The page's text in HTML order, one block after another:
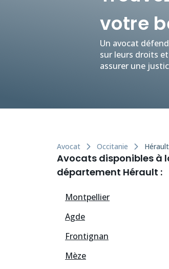
votre
Un avocat
sur leurs droits
assurer une
Avocat Occitanie Hérault
Avocats disponibles à
département Hérault :
Montpellier
Agde
Frontignan
Mèze